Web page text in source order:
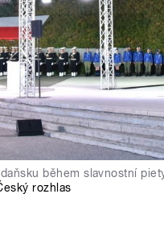
během slavnostní
rozhlas